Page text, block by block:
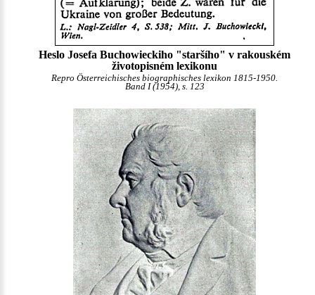
Heslo Josefa Buchowieckiho "staršího" v rakouském
životopisném lexikonu
Repro Österreichisches biographisches lexikon 1815-1950.
Band I (1954), s. 123